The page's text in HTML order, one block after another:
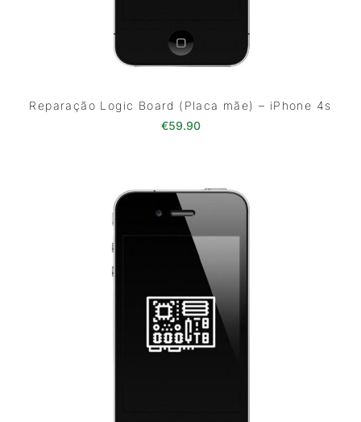
Reparação Logic Board (Placa mãe) – iPhone 4s
€59.90